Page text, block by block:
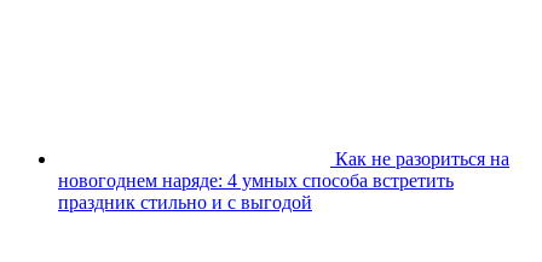
Как не разориться на
новогоднем наряде: 4 умных способа встретить
праздник стильно и с выгодой